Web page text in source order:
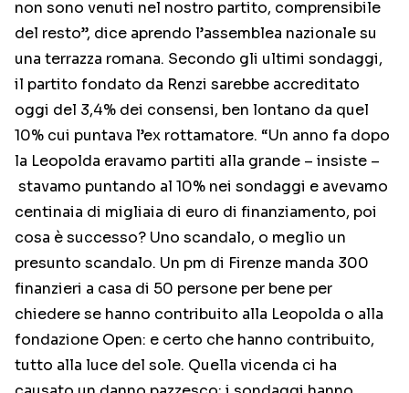
non sono venuti nel nostro partito, comprensibile
del resto”, dice aprendo l’assemblea nazionale su
una terrazza romana. Secondo gli ultimi sondaggi,
il partito fondato da Renzi sarebbe accreditato
oggi del 3,4% dei consensi, ben lontano da quel
10% cui puntava l’ex rottamatore. “Un anno fa dopo
la Leopolda eravamo partiti alla grande – insiste –
stavamo puntando al 10% nei sondaggi e avevamo
centinaia di migliaia di euro di finanziamento, poi
cosa è successo? Uno scandalo, o meglio un
presunto scandalo. Un pm di Firenze manda 300
finanzieri a casa di 50 persone per bene per
chiedere se hanno contribuito alla Leopolda o alla
fondazione Open: e certo che hanno contribuito,
tutto alla luce del sole. Quella vicenda ci ha